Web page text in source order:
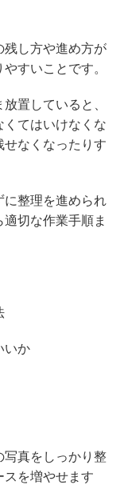
残し方や進め方が
すいことです。
置していると、
くてはいけなくな
せなくなったりす
に整理を進められ
切な作業手順ま
いか
写真をしっかり整
スを増やせます